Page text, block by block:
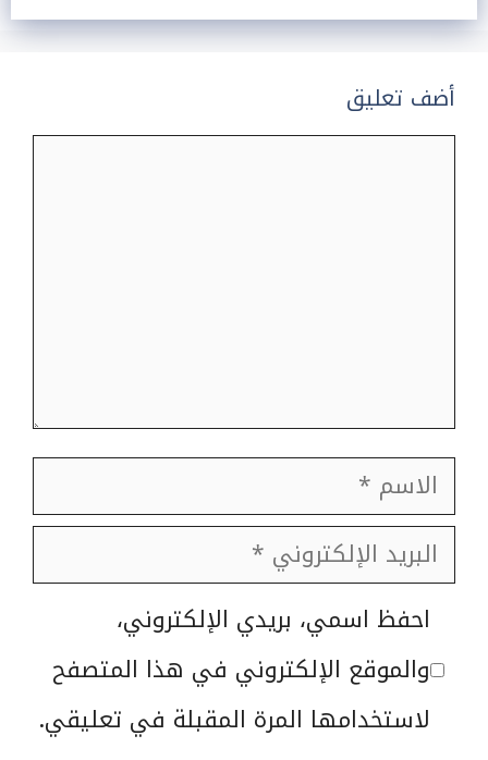
أضف تعليق
الاسم
البريد
الإلكتروني
الموقع
الإلكتروني
احفظ اسمي، بريدي الإلكتروني،
والموقع الإلكتروني في هذا المتصفح
لاستخدامها المرة المقبلة في تعليقي.